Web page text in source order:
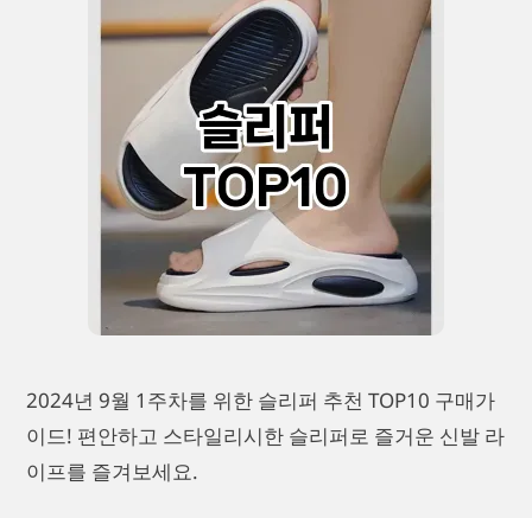
2024년 9월 1주차를 위한 슬리퍼 추천 TOP10 구매가
이드! 편안하고 스타일리시한 슬리퍼로 즐거운 신발 라
이프를 즐겨보세요.